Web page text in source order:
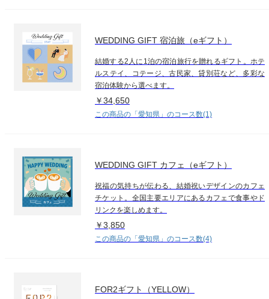
WEDDING GIFT 宿泊旅（eギフト）
結婚する2人に1泊の宿泊旅行を贈れるギフト。ホテ
ルステイ、コテージ、古民家、貸別荘など、多彩な
宿泊体験から選べます。
￥34,650
この商品の「愛知県」のコース数(1)
WEDDING GIFT カフェ（eギフト）
祝福の気持ちが伝わる、結婚祝いデザインのカフェ
チケット。全国主要エリアにあるカフェで食事やド
リンクを楽しめます。
￥3,850
この商品の「愛知県」のコース数(4)
FOR2ギフト（YELLOW）